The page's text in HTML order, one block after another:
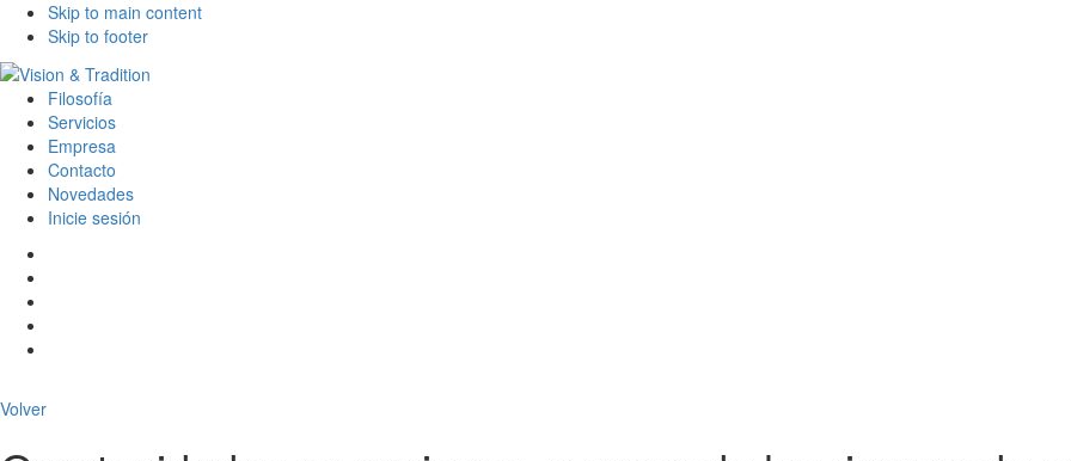
Skip to main content
Skip to footer
Filosofía
Servicios
Empresa
Contacto
Novedades
Inicie sesión
Volver